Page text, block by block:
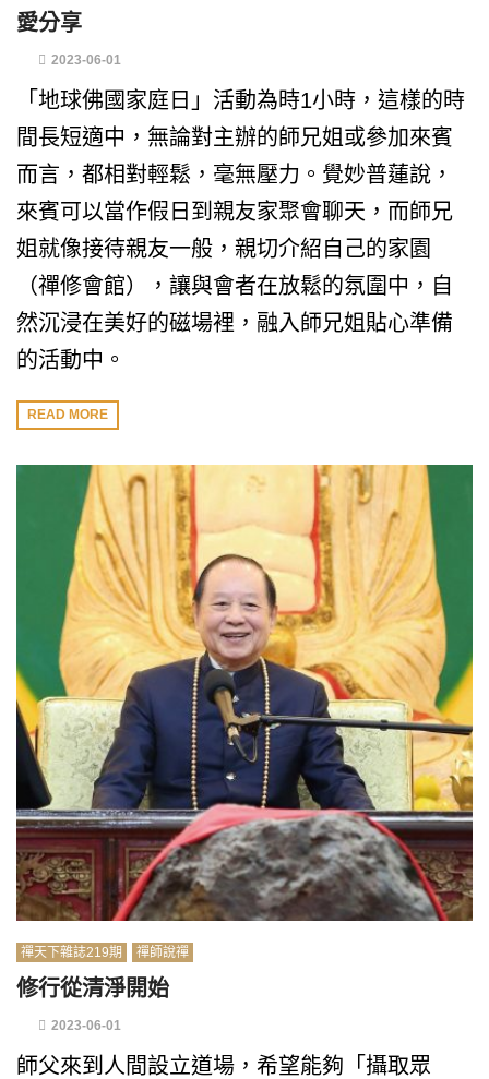
愛分享
2023-06-01
「地球佛國家庭日」活動為時1小時，這樣的時
間長短適中，無論對主辦的師兄姐或參加來賓
而言，都相對輕鬆，毫無壓力。覺妙普蓮說，
來賓可以當作假日到親友家聚會聊天，而師兄
姐就像接待親友一般，親切介紹自己的家園
（禪修會館），讓與會者在放鬆的氛圍中，自
然沉浸在美好的磁場裡，融入師兄姐貼心準備
的活動中。
READ MORE
禪天下雜誌219期 禪師說禪
修行從清淨開始
2023-06-01
師父來到人間設立道場，希望能夠「攝取眾